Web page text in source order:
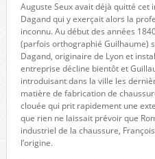
Auguste Seux avait déjà quitté cet
Dagand qui y exerçait alors la
inconnu. Au début des années
(parfois orthographié Guilhaume)
Dagand, originaire de Lyon et
entreprise décline bientôt et
introduisant dans la ville les
matière de fabrication de
clouée qui prit rapidement une
que rien ne laissait prévoir que
industriel de la chaussure,
l’origine.